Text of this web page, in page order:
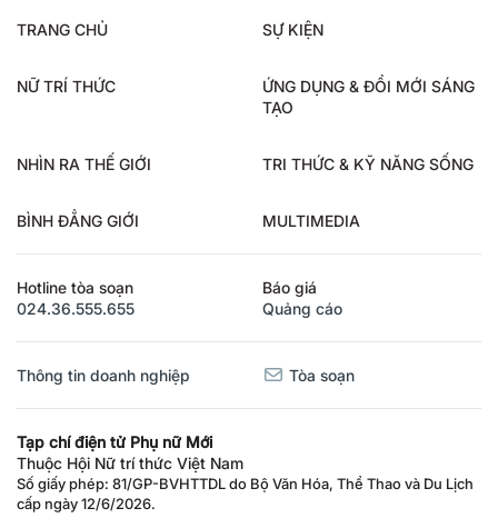
TRANG CHỦ SỰ KIỆN
NỮ TRÍ THỨC
ỨNG DỤNG & ĐỔI MỚI SÁNG
TẠO
NHÌN RA THẾ GIỚI TRI THỨC & KỸ NĂNG SỐNG
BÌNH ĐẲNG GIỚI MULTIMEDIA
Hotline tòa soạn
024.36.555.655
Báo giá
Quảng cáo
Thông tin doanh nghiệp Tòa soạn
Tạp chí điện tử Phụ nữ Mới
Thuộc Hội Nữ trí thức Việt Nam
Số giấy phép: 81/GP-BVHTTDL do Bộ Văn Hóa, Thể Thao và Du Lịch
cấp ngày 12/6/2026.